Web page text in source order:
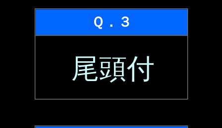
Ｑ．３
尾頭付